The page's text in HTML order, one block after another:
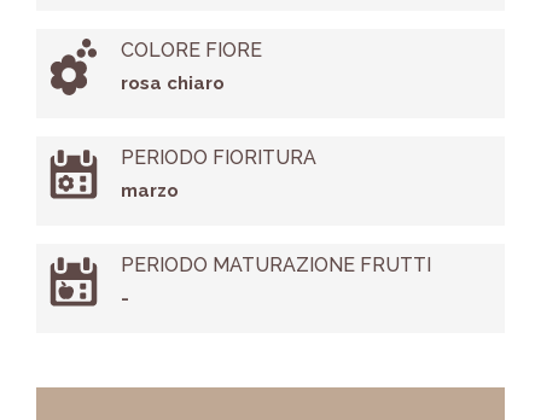
COLORE FIORE
rosa chiaro
PERIODO FIORITURA
marzo
PERIODO MATURAZIONE FRUTTI
-